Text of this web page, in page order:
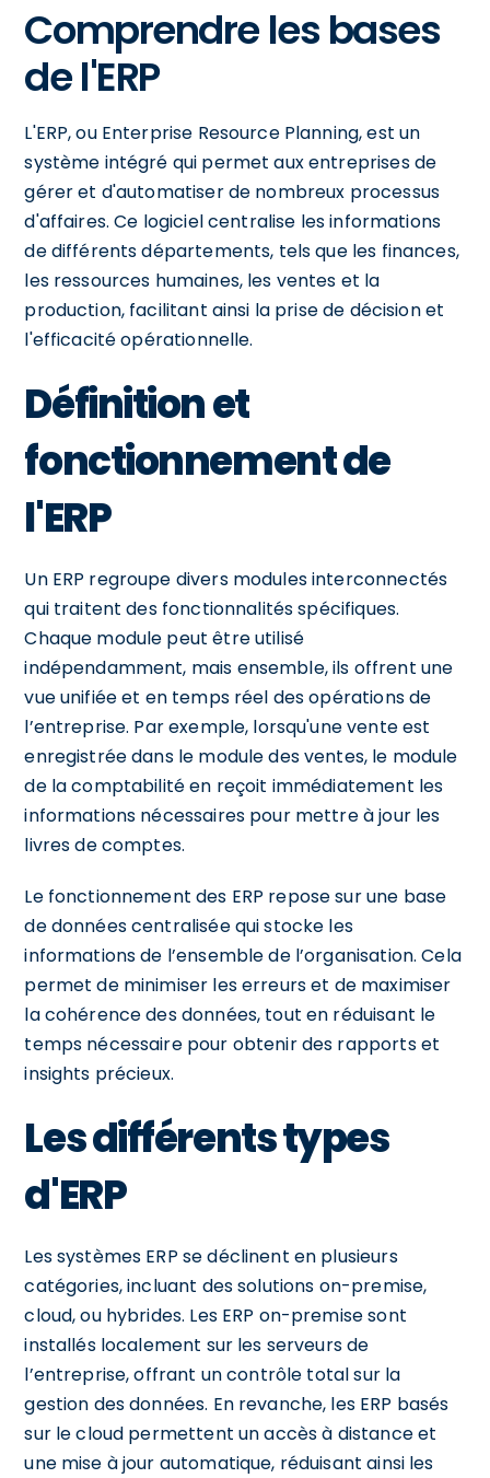
Comprendre les bases
de l'ERP
L'ERP, ou Enterprise Resource Planning, est un
système intégré qui permet aux entreprises de
gérer et d'automatiser de nombreux processus
d'affaires. Ce logiciel centralise les informations
de différents départements, tels que les finances,
les ressources humaines, les ventes et la
production, facilitant ainsi la prise de décision et
l'efficacité opérationnelle.
Définition et
fonctionnement de
l'ERP
Un ERP regroupe divers modules interconnectés
qui traitent des fonctionnalités spécifiques.
Chaque module peut être utilisé
indépendamment, mais ensemble, ils offrent une
vue unifiée et en temps réel des opérations de
l’entreprise. Par exemple, lorsqu'une vente est
enregistrée dans le module des ventes, le module
de la comptabilité en reçoit immédiatement les
informations nécessaires pour mettre à jour les
livres de comptes.
Le fonctionnement des ERP repose sur une base
de données centralisée qui stocke les
informations de l’ensemble de l’organisation. Cela
permet de minimiser les erreurs et de maximiser
la cohérence des données, tout en réduisant le
temps nécessaire pour obtenir des rapports et
insights précieux.
Les différents types
d'ERP
Les systèmes ERP se déclinent en plusieurs
catégories, incluant des solutions on-premise,
cloud, ou hybrides. Les ERP on-premise sont
installés localement sur les serveurs de
l’entreprise, offrant un contrôle total sur la
gestion des données. En revanche, les ERP basés
sur le cloud permettent un accès à distance et
une mise à jour automatique, réduisant ainsi les